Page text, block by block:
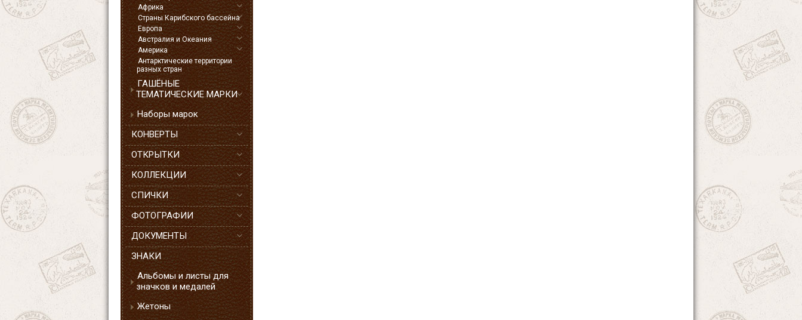
Африка
Страны Карибского бассейна
Европа
Австралия и Океания
Америка
Антарктические территории
разных стран
ГАШЁНЫЕ
ТЕМАТИЧЕСКИЕ МАРКИ
Наборы марок
КОНВЕРТЫ
ОТКРЫТКИ
КОЛЛЕКЦИИ
СПИЧКИ
ФОТОГРАФИИ
ДОКУМЕНТЫ
ЗНАКИ
Альбомы и листы для
значков и медалей
Жетоны